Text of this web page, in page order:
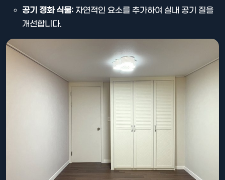
공기 정화 식물: 자연적인 요소를 추가하여 실내 공기 질을
개선합니다.